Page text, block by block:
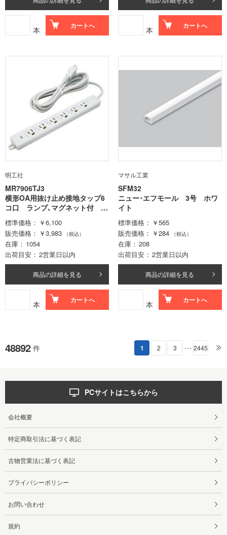
本 カートへ 本 カートへ
明工社
MR7906TJ3
横形OA用抜け止め接地タップ6
コ口 ランプ､マグネット付 V
CTF3m接地プラグ付
標準価格
￥6,100
販売価格
￥3,983 （税込）
在庫
1054
出荷目安
2営業日以内
商品の詳細を見る
本 カートへ
マサル工業
SFM32
ニュー･エフモール 3号 ホワ
イト
標準価格
￥565
販売価格
￥284 （税込）
在庫
208
出荷目安
2営業日以内
商品の詳細を見る
本 カートへ
48892 件 1 2 3 ・・・ 2445
PCサイトはこちらから
会社概要
特定商取引法に基づく表記
古物営業法に基づく表記
プライバシーポリシー
お問い合わせ
規約